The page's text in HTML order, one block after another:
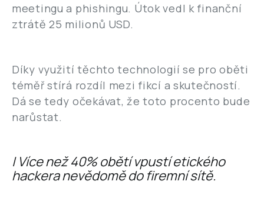
meetingu a phishingu. Útok vedl k finanční
ztrátě 25 milionů USD.
Díky využití těchto technologií se pro oběti
téměř stírá rozdíl mezi fikcí a skutečností.
Dá se tedy očekávat, že toto procento bude
narůstat.
| Více než 40% obětí vpustí etického
hackera nevědomě do firemní sítě.